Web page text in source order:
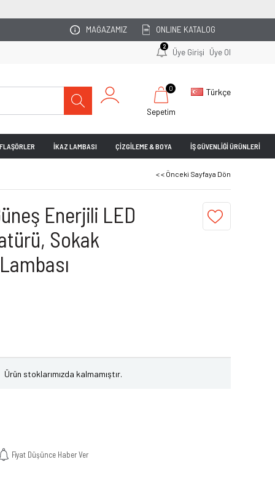
MAĞAZAMIZ ONLINE KATALOG
2
Üye Girişi Üye Ol
Türkçe
Sepetim
0
İKAZ LAMBASI ÇİZGİLEME & BOYA İŞ GÜVENLİĞİ ÜRÜNLERİ
< < Önceki Sayfaya Dön
Enerjili LED
Sokak
Ürün stoklarımızda kalmamıştır.
Fiyat Düşünce Haber Ver